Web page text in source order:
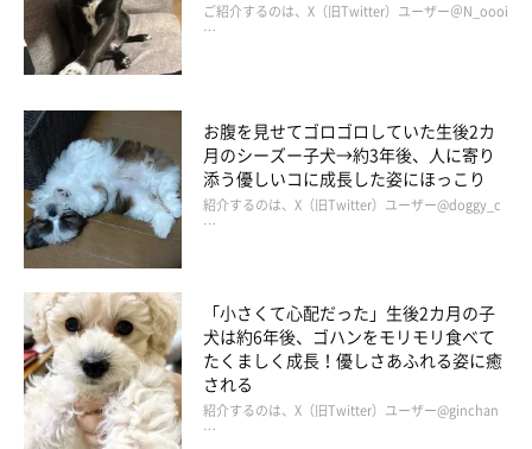
ご紹介するのは、X（旧Twitter）ユーザー＠N_oooi
…
お腹を見せてゴロゴロしていた生後2カ
月のシーズー子犬→約3年後、人に寄り
添う優しいコに成長した姿にほっこり
紹介するのは、X（旧Twitter）ユーザー@doggy_c
…
「小さくて心配だった」生後2カ月の子
犬は約6年後、ゴハンをモリモリ食べて
たくましく成長！優しさあふれる姿に癒
される
紹介するのは、X（旧Twitter）ユーザー@ginchan
…